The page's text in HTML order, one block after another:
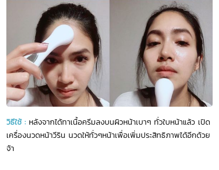
วิธีใช้: หลังจากได้ทาเนื้อครีมลงบนผิวหน้าเบาๆ ทั่วใบหน้าแล้ว เปิด
เครื่องนวดหน้าวีริน นวดให้ทั่วๆหน้าเพื่อเพิ่มประสิทธิภาพได้อีกด้วย
จ้า